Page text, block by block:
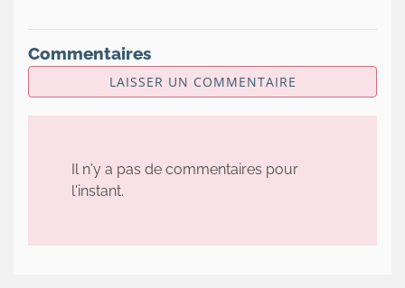
Commentaires
LAISSER UN COMMENTAIRE
Il n'y a pas de commentaires pour
l'instant.